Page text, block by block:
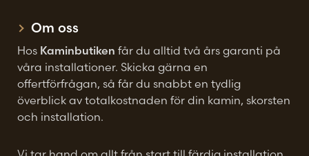
produktsidan
Om oss
Hos Kaminbutiken får du alltid två års garanti på
våra installationer. Skicka gärna en
offertförfrågan, så får du snabbt en tydlig
överblick av totalkostnaden för din kamin, skorsten
och installation.